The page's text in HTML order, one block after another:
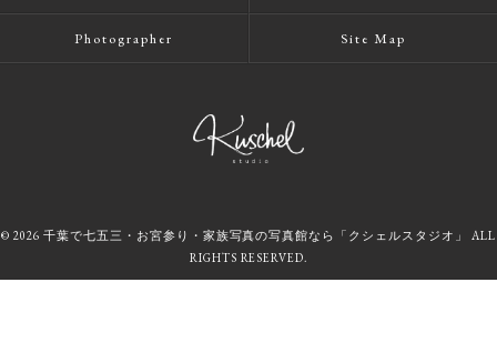
Photographer Site Map
© 2026 千葉で七五三・お宮参り・家族写真の写真館なら「クシェルスタジオ」 ALL
RIGHTS RESERVED.